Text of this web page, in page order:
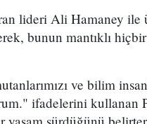
lideri Ali Hamaney
bunun mantıklı hiçbir
ve bilim
ifadelerini kullanan
sürdüğünü